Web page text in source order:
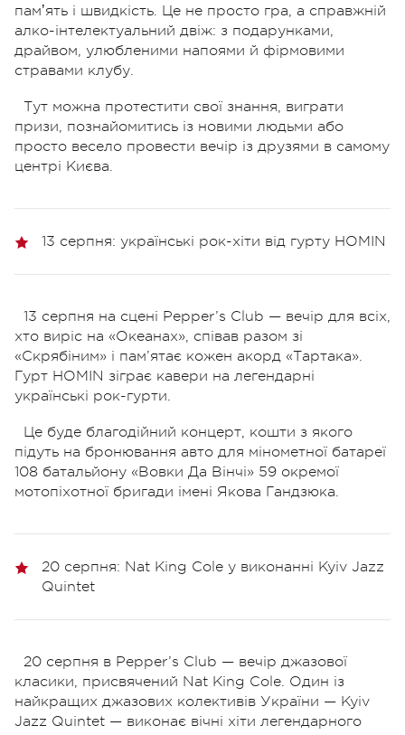
памʼять і швидкість. Це не просто гра, а справжній
алко-інтелектуальний двіж: з подарунками,
драйвом, улюбленими напоями й фірмовими
стравами клубу.
Тут можна протестити свої знання, виграти
призи, познайомитись із новими людьми або
просто весело провести вечір із друзями в самому
центрі Києва.
13 серпня: українські рок-хіти від гурту HOMIN
13 серпня на сцені Pepper’s Club — вечір для всіх,
хто виріс на «Океанах», співав разом зі
«Скрябіним» і пам’ятає кожен акорд «Тартака».
Гурт HOMIN зіграє кавери на легендарні
українські рок-гурти.
Це буде благодійний концерт, кошти з якого
підуть на бронювання авто для мінометної батареї
108 батальйону «Вовки Да Вінчі» 59 окремої
мотопіхотної бригади імені Якова Гандзюка.
20 серпня: Nat King Cole у виконанні Kyiv Jazz
Quintet
20 серпня в Pepper’s Club — вечір джазової
класики, присвячений Nat King Cole. Один із
найкращих джазових колективів України — Kyiv
Jazz Quintet — виконає вічні хіти легендарного